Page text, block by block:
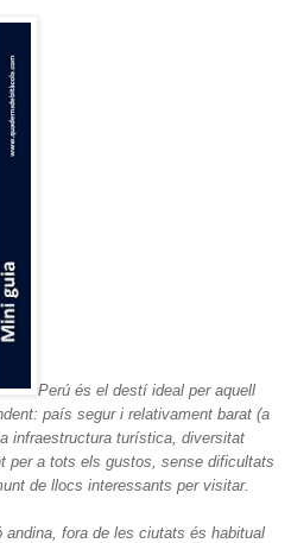
Perú és el destí ideal per aquell
país segur i relativament barat (a
infraestructura turística, diversitat
per a tots els gustos, sense dificultats
de llocs interessants per visitar.
fora de les ciutats és habitual